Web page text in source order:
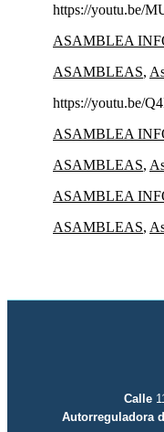
https://youtu.be/
ASAMBLEA
ASAMBLEAS,
https://youtu.be/
ASAMBLEA
ASAMBLEAS,
ASAMBLEA
ASAMBLEAS,
Calle
Autorreguladora